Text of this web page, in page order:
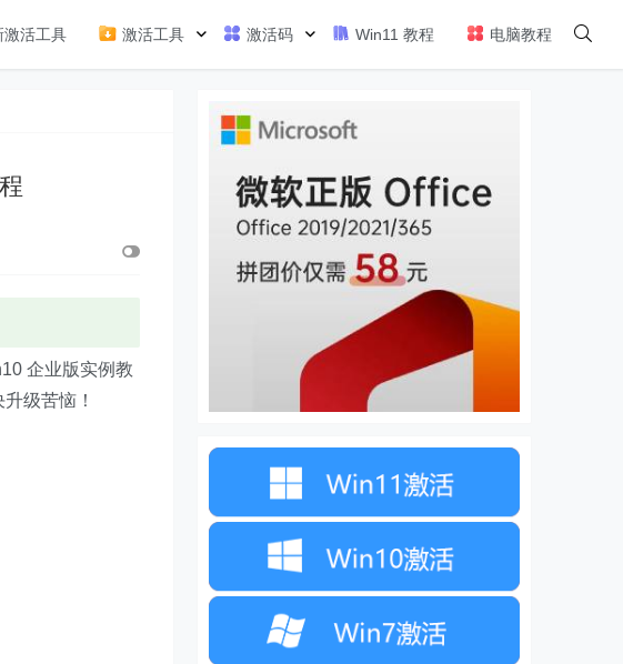
激活工具 激活工具 激活码 Win11 教程 电脑教程
企业版实例教
级苦恼！